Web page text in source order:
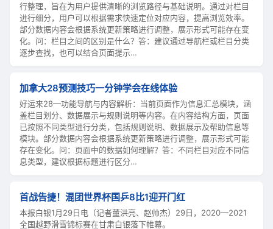
行整理，旨在为用户提供清晰的浏览路径与基础说明。通过对栏目
进行细分，用户可以根据需求快速定位对应内容，提高浏览效率。
部分数据内容会根据系统更新策略进行调整，展示形式可能存在变
化。问：栏目之间的区别是什么？答：建议通过导航栏或栏目分类
逐步查找，也可以结合页面提示…
加拿大28预测技巧一分钟学会在线体验
好运来28—功能导航与内容解析：当前页面作为信息汇总模块，涵
盖栏目划分、数据展示与规则说明等内容。在内容结构方面，页面
已按照不同类型进行分类，包括规则说明、数据展示及帮助信息等
模块。部分数据内容会根据系统更新策略进行调整，展示形式可能
存在变化。问：页面中的数据如何理解？答：不同栏目对应不同信
息类型，建议根据标题进行区分…
首战告捷！混团世界杯国乒8比1迎开门红
本报白银1月29日电（记者董洪亮、赵帅杰）29日，2020—2021
全国越野滑雪锦标赛在甘肃白银落下帷幕。